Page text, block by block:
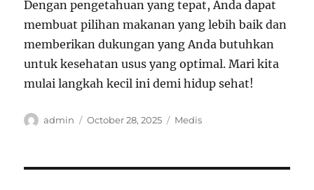
Dengan pengetahuan yang tepat, Anda dapat
membuat pilihan makanan yang lebih baik dan
memberikan dukungan yang Anda butuhkan
untuk kesehatan usus yang optimal. Mari kita
mulai langkah kecil ini demi hidup sehat!
Author
admin
Posted
October 28, 2025 Categories
Medis